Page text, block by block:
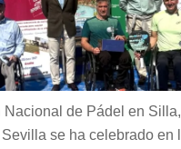
Nacional de Pádel en
se ha celebrado en